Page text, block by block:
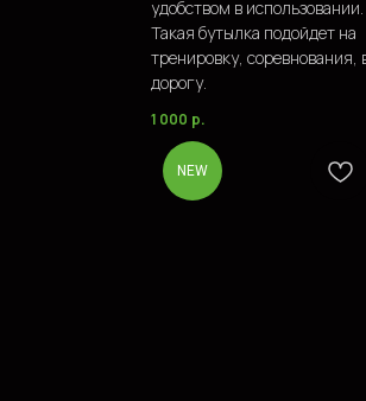
удобством в использовании.
Такая бутылка подойдет на
тренировку, соревнования,
дорогу.
1 000 р.
NEW